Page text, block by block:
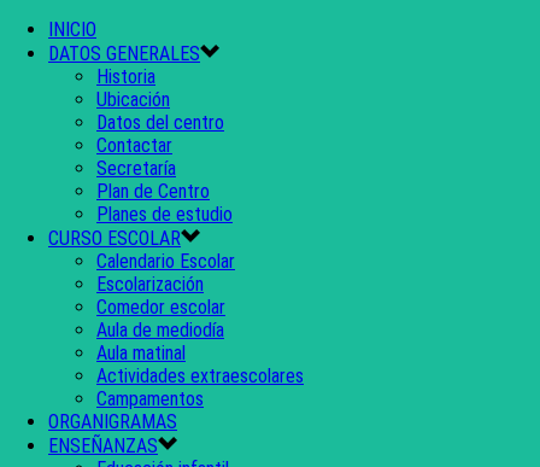
INICIO
DATOS GENERALES
Historia
Ubicación
Datos del centro
Contactar
Secretaría
Plan de Centro
Planes de estudio
CURSO ESCOLAR
Calendario Escolar
Escolarización
Comedor escolar
Aula de mediodía
Aula matinal
Actividades extraescolares
Campamentos
ORGANIGRAMAS
ENSEÑANZAS